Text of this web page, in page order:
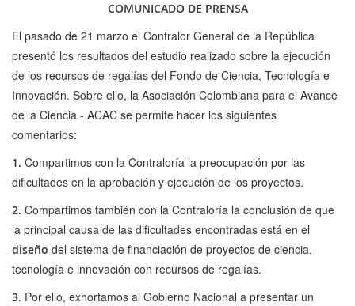
COMUNICADO DE PRENSA
El pasado de 21 marzo el Contralor General de la República
presentó los resultados del estudio realizado sobre la ejecución
de los recursos de regalías del Fondo de Ciencia, Tecnología e
Innovación. Sobre ello, la Asociación Colombiana para el Avance
de la Ciencia - ACAC se permite hacer los siguientes
comentarios:
1. Compartimos con la Contraloría la preocupación por las
dificultades en la aprobación y ejecución de los proyectos.
2. Compartimos también con la Contraloría la conclusión de que
la principal causa de las dificultades encontradas está en el
diseño del sistema de financiación de proyectos de ciencia,
tecnología e innovación con recursos de regalías.
3. Por ello, exhortamos al Gobierno Nacional a presentar un